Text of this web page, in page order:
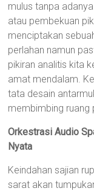
mulus tanpa
atau pembekuan
menciptakan
perlahan namun
pikiran analitis kita
amat mendalam.
tata desain
membimbing ruang
Orkestrasi Audio
Nyata
Keindahan sajian
sarat akan